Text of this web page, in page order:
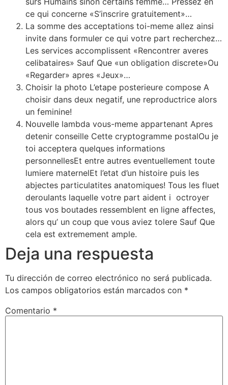
ce qui concerne «S’inscrire gratuitement»…
La somme des acceptations toi-meme allez ainsi
invite dans formuler ce qui votre part recherchez…
Les services accomplissent «Rencontrer averes
celibataires» Sauf Que «un obligation discrete»Ou
«Regarder» apres «Jeux»…
Choisir la photo L’etape posterieure compose A
choisir dans deux negatif, une reproductrice alors
un feminine!
Nouvelle lambda vous-meme appartenant Apres
detenir conseille Cette cryptogramme postalOu je
toi acceptera quelques informations
personnellesEt entre autres eventuellement toute
lumiere maternelEt l’etat d’un histoire puis les
abjectes particulatites anatomiques! Tous les fluet
deroulants laquelle votre part aident i octroyer
tous vos boutades ressemblent en ligne affectes,
alors qu’ un coup que vous aviez tolere Sauf Que
cela est extremement ample.
Deja una respuesta
Tu dirección de correo electrónico no será publicada.
Los campos obligatorios están marcados con *
Comentario *